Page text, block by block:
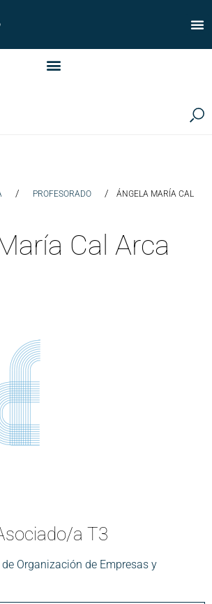
/ PROFESORADO /
ÁNGELA MARÍA CAL
Cal Arca
a T3
Organización de Empresas y